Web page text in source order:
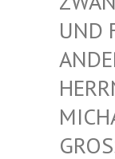
FÜR
REN
N
AEL